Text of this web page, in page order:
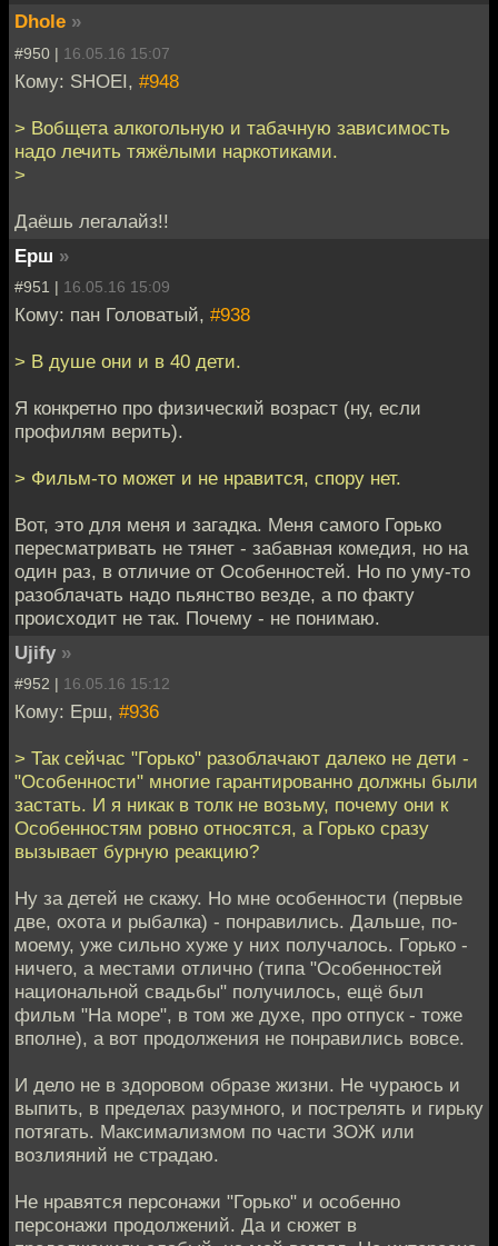
Dhole »
#950 | 16.05.16 15:07
Кому: SHOEI, #948
> Вобщета алкогольную и табачную зависимость
надо лечить тяжёлыми наркотиками.
>
Даёшь легалайз!!
Ерш »
#951 | 16.05.16 15:09
Кому: пан Головатый, #938
> В душе они и в 40 дети.
Я конкретно про физический возраст (ну, если
профилям верить).
> Фильм-то может и не нравится, спору нет.
Вот, это для меня и загадка. Меня самого Горько
пересматривать не тянет - забавная комедия, но на
один раз, в отличие от Особенностей. Но по уму-то
разоблачать надо пьянство везде, а по факту
происходит не так. Почему - не понимаю.
Ujify »
#952 | 16.05.16 15:12
Кому: Ерш, #936
> Так сейчас "Горько" разоблачают далеко не дети -
"Особенности" многие гарантированно должны были
застать. И я никак в толк не возьму, почему они к
Особенностям ровно относятся, а Горько сразу
вызывает бурную реакцию?
Ну за детей не скажу. Но мне особенности (первые
две, охота и рыбалка) - понравились. Дальше, по-
моему, уже сильно хуже у них получалось. Горько -
ничего, а местами отлично (типа "Особенностей
национальной свадьбы" получилось, ещё был
фильм "На море", в том же духе, про отпуск - тоже
вполне), а вот продолжения не понравились вовсе.
И дело не в здоровом образе жизни. Не чураюсь и
выпить, в пределах разумного, и пострелять и гирьку
потягать. Максимализмом по части ЗОЖ или
возлияний не страдаю.
Не нравятся персонажи "Горько" и особенно
персонажи продолжений. Да и сюжет в